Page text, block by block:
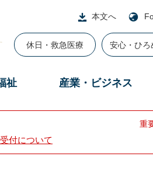
本文へ
休日・救急医療 安心・ひろ
祉 産業・ビジネス
付について
重